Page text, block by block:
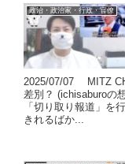
政治・政治家・行政・官僚
2025/07/07 MITZ
差別？ (ichisaburoの
「切り取り報道」を
きれるばか...